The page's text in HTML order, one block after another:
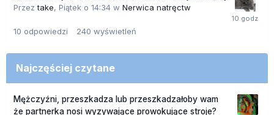
Przeztake, Piątek o 14:34 w Nerwica natręctw
10 odpowiedzi 240 wyświetleń
Najczęściej czytane
Mężczyźni, przeszkadza lub przeszkadzałoby wam
że partnerka nosi wyzywające prowokujące stroje?